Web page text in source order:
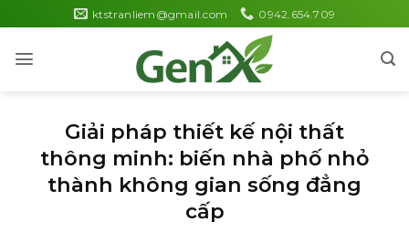
to
content
ktstranliem@gmail.com 0942.654.709
Giải pháp thiết kế nội thất
thông minh: biến nhà phố nhỏ
thành không gian sống đẳng
cấp